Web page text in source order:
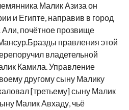
Малик Азиза он
и Египте, направив в город
Али, почётное прозвище
правления этой
владетельной
Камила. Управление
другому сыну Малику
[третьему] сыну Малик
Малик Авхаду, чьё